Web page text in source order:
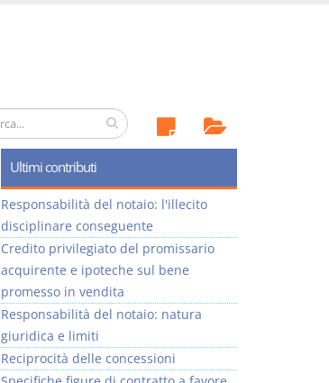
Ultimi contributi
Responsabilità del notaio: l'illecito
disciplinare conseguente
Credito privilegiato del promissario
acquirente e ipoteche sul bene
promesso in vendita
Responsabilità del notaio: natura
giuridica e limiti
Reciprocità delle concessioni